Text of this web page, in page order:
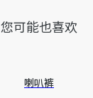
您可能也喜欢
喇叭裤